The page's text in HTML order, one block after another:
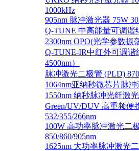
1000kHz
905nm 脉冲激光器 75W
Q-TUNE 中高能量可调谐
2300nm OPO(光学参数振
Q-TUNE-IR中红外可调谐
4500nm）
脉冲激光二极管 (PLD)
1064nm亚纳秒微芯片脉
1550nm 纳秒脉冲光纤激
Green/UV/DUV 高重频便
532/355/266nm
100W 高功率脉冲激光二
850/860/905nm
1625nm 大功率脉冲激光